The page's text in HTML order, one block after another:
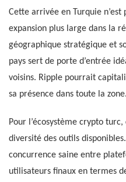
Cette arrivée en Turquie
expansion plus large dans la
géographique stratégique et
pays sert de porte d’entrée
voisins. Ripple pourrait
sa présence dans toute la zone.
Pour l’écosystème crypto
diversité des outils
concurrence saine entre
utilisateurs finaux en termes